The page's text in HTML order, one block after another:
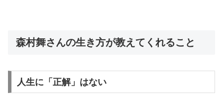
森村舞さんの生き方が教えてくれること
人生に「正解」はない